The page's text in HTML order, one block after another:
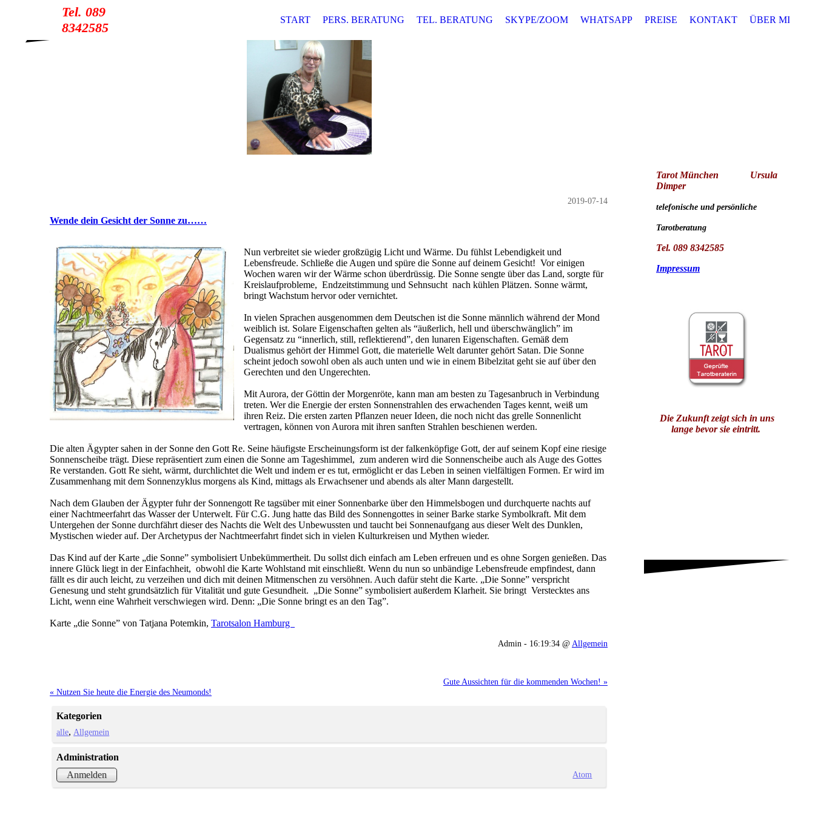
START PERS. BERATUNG TEL. BERATUNG SKYPE/ZOOM WHATSAPP PREISE KONTAKT ÜBER MICH
Tel. 089
8342585
2019-07-14
Wende dein Gesicht der Sonne zu……
Nun verbreitet sie wieder großzügig Licht und Wärme. Du fühlst Lebendigkeit und
Lebensfreude. Schließe die Augen und spüre die Sonne auf deinem Gesicht! Vor einigen
Wochen waren wir der Wärme schon überdrüssig. Die Sonne sengte über das Land, sorgte für
Kreislaufprobleme, Endzeitstimmung und Sehnsucht nach kühlen Plätzen. Sonne wärmt,
bringt Wachstum hervor oder vernichtet.
In vielen Sprachen ausgenommen dem Deutschen ist die Sonne männlich während der Mond
weiblich ist. Solare Eigenschaften gelten als “äußerlich, hell und überschwänglich” im
Gegensatz zu “innerlich, still, reflektierend”, den lunaren Eigenschaften. Gemäß dem
Dualismus gehört der Himmel Gott, die materielle Welt darunter gehört Satan. Die Sonne
scheint jedoch sowohl oben als auch unten und wie in einem Bibelzitat geht sie auf über den
Gerechten und den Ungerechten.
Mit Aurora, der Göttin der Morgenröte, kann man am besten zu Tagesanbruch in Verbindung
treten. Wer die Energie der ersten Sonnenstrahlen des erwachenden Tages kennt, weiß um
ihren Reiz. Die ersten zarten Pflanzen neuer Ideen, die noch nicht das grelle Sonnenlicht
vertragen, können von Aurora mit ihren sanften Strahlen beschienen werden.
Die alten Ägypter sahen in der Sonne den Gott Re. Seine häufigste Erscheinungsform ist der falkenköpfige Gott, der auf seinem Kopf eine riesige
Sonnenscheibe trägt. Diese repräsentiert zum einen die Sonne am Tageshimmel, zum anderen wird die Sonnenscheibe auch als Auge des Gottes
Re verstanden. Gott Re sieht, wärmt, durchlichtet die Welt und indem er es tut, ermöglicht er das Leben in seinen vielfältigen Formen. Er wird im
Zusammenhang mit dem Sonnenzyklus morgens als Kind, mittags als Erwachsener und abends als alter Mann dargestellt.
Nach dem Glauben der Ägypter fuhr der Sonnengott Re tagsüber mit einer Sonnenbarke über den Himmelsbogen und durchquerte nachts auf
einer Nachtmeerfahrt das Wasser der Unterwelt. Für C.G. Jung hatte das Bild des Sonnengottes in seiner Barke starke Symbolkraft. Mit dem
Untergehen der Sonne durchfährt dieser des Nachts die Welt des Unbewussten und taucht bei Sonnenaufgang aus dieser Welt des Dunklen,
Mystischen wieder auf. Der Archetypus der Nachtmeerfahrt findet sich in vielen Kulturkreisen und Mythen wieder.
Das Kind auf der Karte „die Sonne” symbolisiert Unbekümmertheit. Du sollst dich einfach am Leben erfreuen und es ohne Sorgen genießen. Das
innere Glück liegt in der Einfachheit, obwohl die Karte Wohlstand mit einschließt. Wenn du nun so unbändige Lebensfreude empfindest, dann
fällt es dir auch leicht, zu verzeihen und dich mit deinen Mitmenschen zu versöhnen. Auch dafür steht die Karte. „Die Sonne” verspricht
Genesung und steht grundsätzlich für Vitalität und gute Gesundheit. „Die Sonne” symbolisiert außerdem Klarheit. Sie bringt Verstecktes ans
Licht, wenn eine Wahrheit verschwiegen wird. Denn: „Die Sonne bringt es an den Tag”.
Karte „die Sonne” von Tatjana Potemkin, Tarotsalon Hamburg
Admin - 16:19:34 @ Allgemein
Gute Aussichten für die kommenden Wochen! »
« Nutzen Sie heute die Energie des Neumonds!
Kategorien
alle Allgemein
Administration
Anmelden
Atom
Tarot München Ursula
Dimper
telefonische und persönliche
Tarotberatung
Tel. 089 8342585
Impressum
Die Zukunft zeigt sich in uns
lange bevor sie eintritt.